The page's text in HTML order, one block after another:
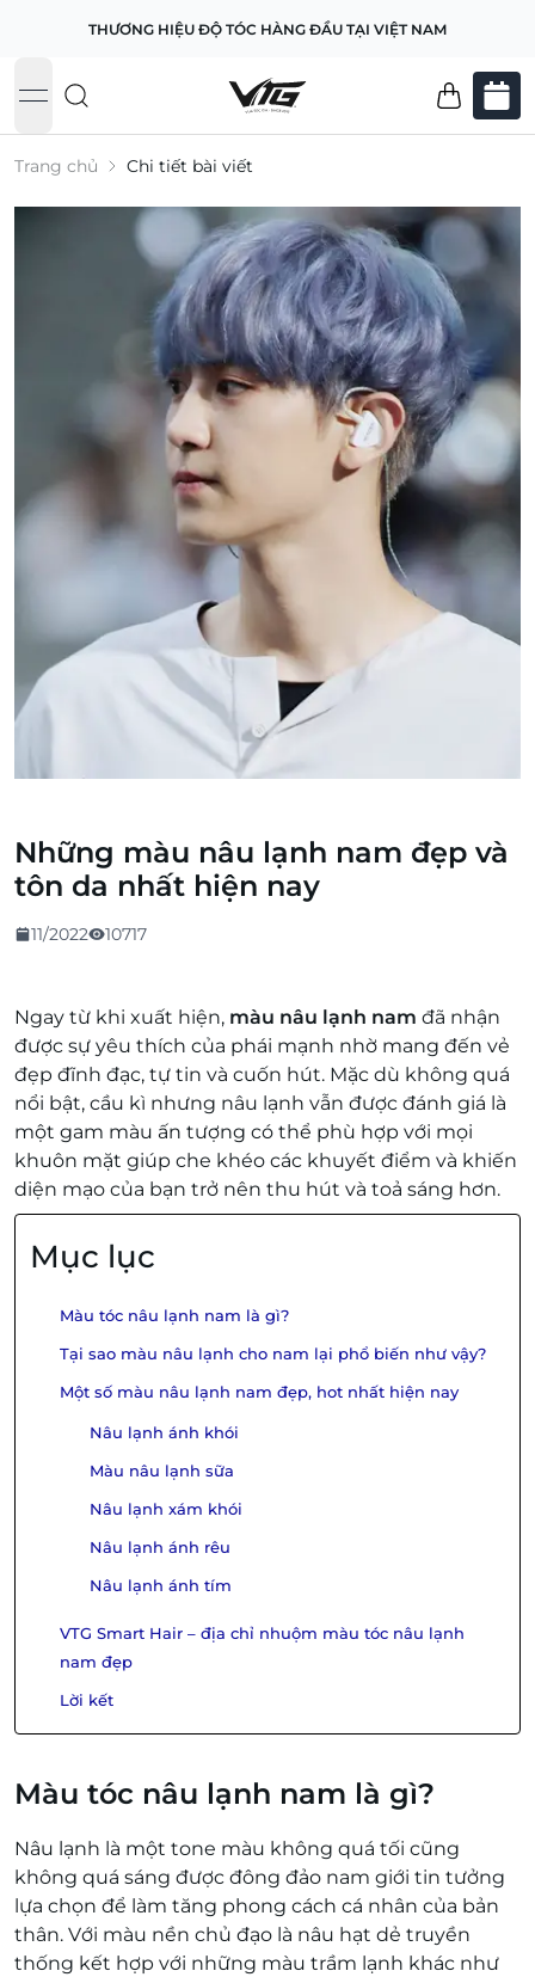
THƯƠNG HIỆU ĐỘ TÓC HÀNG ĐẦU TẠI VIỆT NAM
open navigation menu
Trang chủ Chi tiết bài viết
Những màu nâu lạnh nam đẹp và
tôn da nhất hiện nay
11/2022 10717
Ngay từ khi xuất hiện, màu nâu lạnh nam đã nhận
được sự yêu thích của phái mạnh nhờ mang đến vẻ
đẹp đĩnh đạc, tự tin và cuốn hút. Mặc dù không quá
nổi bật, cầu kì nhưng nâu lạnh vẫn được đánh giá là
một gam màu ấn tượng có thể phù hợp với mọi
khuôn mặt giúp che khéo các khuyết điểm và khiến
diện mạo của bạn trở nên thu hút và toả sáng hơn.
Mục lục
Màu tóc nâu lạnh nam là gì?
Tại sao màu nâu lạnh cho nam lại phổ biến như vậy?
Một số màu nâu lạnh nam đẹp, hot nhất hiện nay
Nâu lạnh ánh khói
Màu nâu lạnh sữa
Nâu lạnh xám khói
Nâu lạnh ánh rêu
Nâu lạnh ánh tím
VTG Smart Hair – địa chỉ nhuộm màu tóc nâu lạnh
nam đẹp
Lời kết
Màu tóc nâu lạnh nam là gì?
Nâu lạnh là một tone màu không quá tối cũng
không quá sáng được đông đảo nam giới tin tưởng
lựa chọn để làm tăng phong cách cá nhân của bản
thân. Với màu nền chủ đạo là nâu hạt dẻ truyền
thống kết hợp với những màu trầm lạnh khác như